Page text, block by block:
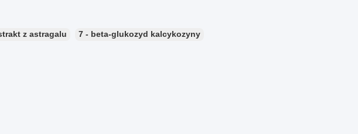
z astragalu 7 - beta-glukozyd kalcykozyny